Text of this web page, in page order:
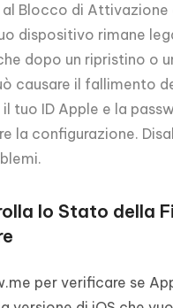
Blocco di Attivazione
dispositivo rimane
dopo un ripristino o
causare il fallimento
tuo ID Apple e la
la configurazione.
lo Stato della
per verificare se